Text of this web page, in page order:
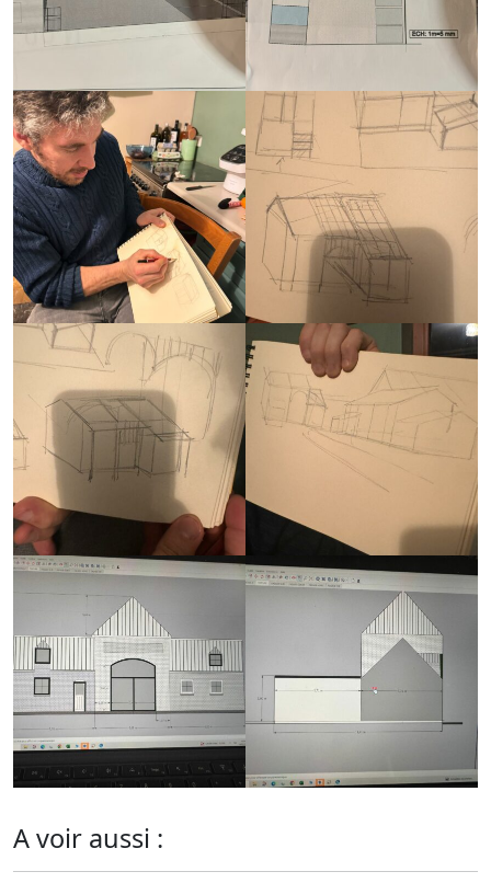
A voir aussi :